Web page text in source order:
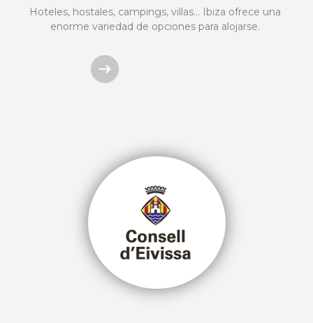
Hoteles, hostales, campings, villas… Ibiza ofrece una
enorme variedad de opciones para alojarse.